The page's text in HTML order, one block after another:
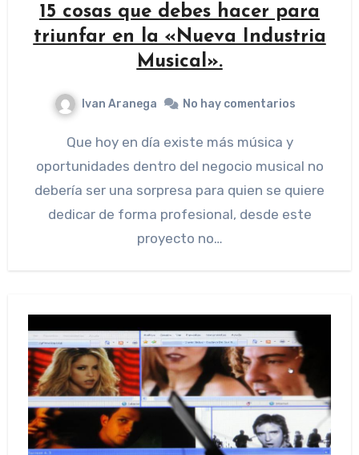
15 cosas que debes hacer para
triunfar en la «Nueva Industria
Musical».
Ivan Aranega No hay comentarios
Que hoy en día existe más música y
oportunidades dentro del negocio musical no
debería ser una sorpresa para quien se quiere
dedicar de forma profesional, desde este
proyecto no…